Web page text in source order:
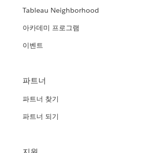
Tableau Neighborhood
아카데미 프로그램
이벤트
파트너
파트너 찾기
파트너 되기